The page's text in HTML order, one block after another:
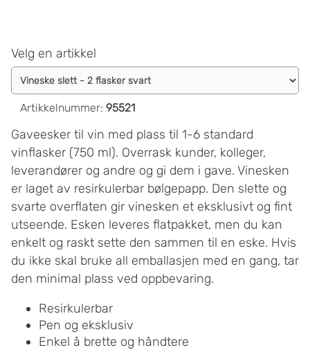
Velg en artikkel
Artikkelnummer: 95521
Gaveesker til vin med plass til 1-6 standard
vinflasker (750 ml). Overrask kunder, kolleger,
leverandører og andre og gi dem i gave. Vinesken
er laget av resirkulerbar bølgepapp. Den slette og
svarte overflaten gir vinesken et eksklusivt og fint
utseende. Esken leveres flatpakket, men du kan
enkelt og raskt sette den sammen til en eske. Hvis
du ikke skal bruke all emballasjen med en gang, tar
den minimal plass ved oppbevaring.
Resirkulerbar
Pen og eksklusiv
Enkel å brette og håndtere